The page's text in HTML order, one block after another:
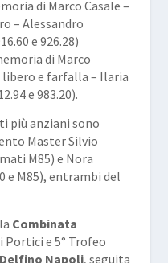
di Marco Casale –
– Alessandro
e 926.28)
di Marco
e farfalla – Ilaria
e 983.20).
più anziani sono
Master Silvio
M85) e Nora
e M85), entrambi del
Combinata
Portici e 5° Trofeo
Napoli, seguita